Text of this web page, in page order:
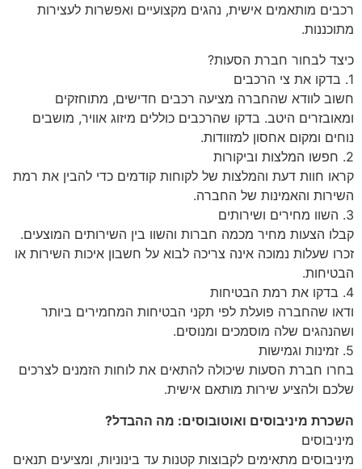
רכבים מותאמים אישית, נהגים מקצועיים ואפשרות לעצירות
מתוכננות.
כיצד לבחור חברת הסעות?
1. בדקו את צי הרכבים
חשוב לוודא שהחברה מציעה רכבים חדישים, מתוחזקים
ומאובזרים היטב. בדקו שהרכבים כוללים מיזוג אוויר, מושבים
נוחים ומקום אחסון למזוודות.
2. חפשו המלצות וביקורות
קראו חוות דעת והמלצות של לקוחות קודמים כדי להבין את רמת
השירות והאמינות של החברה.
3. השוו מחירים ושירותים
קבלו הצעות מחיר מכמה חברות והשוו בין השירותים המוצעים.
זכרו שעלות נמוכה אינה צריכה לבוא על חשבון איכות השירות או
הבטיחות.
4. בדקו את רמת הבטיחות
ודאו שהחברה פועלת לפי תקני הבטיחות המחמירים ביותר
ושהנהגים שלה מוסמכים ומנוסים.
5. זמינות וגמישות
בחרו חברת הסעות שיכולה להתאים את לוחות הזמנים לצרכים
שלכם ולהציע שירות מותאם אישית.
השכרת מיניבוסים ואוטובוסים: מה ההבדל?
מיניבוסים
מיניבוסים מתאימים לקבוצות קטנות עד בינוניות, ומציעים תנאים